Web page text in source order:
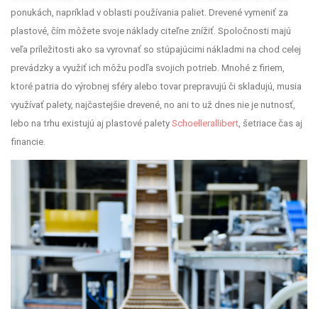
ponukách, napríklad v oblasti používania paliet. Drevené vymeniť za
plastové, čím môžete svoje náklady citeľne znížiť. Spoločnosti majú
veľa príležitosti ako sa vyrovnať so stúpajúcimi nákladmi na chod celej
prevádzky a využiť ich môžu podľa svojich potrieb. Mnohé z firiem,
ktoré patria do výrobnej sféry alebo tovar prepravujú či skladujú, musia
využívať palety, najčastejšie drevené, no ani to už dnes nie je nutnosť,
lebo na trhu existujú aj plastové palety Schoellerallibert, šetriace čas aj
financie.